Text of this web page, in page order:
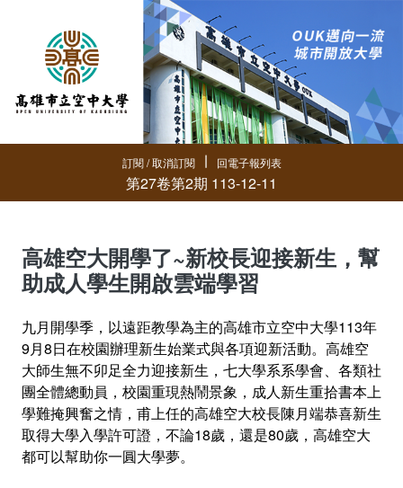
訂閱 / 取消訂閱 ∣ 回電子報列表
第27卷第2期 113-12-11
高雄空大開學了~新校長迎接新生，幫
助成人學生開啟雲端學習
九月開學季，以遠距教學為主的高雄市立空中大學113年
9月8日在校園辦理新生始業式與各項迎新活動。高雄空
大師生無不卯足全力迎接新生，七大學系系學會、各類社
團全體總動員，校園重現熱鬧景象，成人新生重拾書本上
學難掩興奮之情，甫上任的高雄空大校長陳月端恭喜新生
取得大學入學許可證，不論18歲，還是80歲，高雄空大
都可以幫助你一圓大學夢。